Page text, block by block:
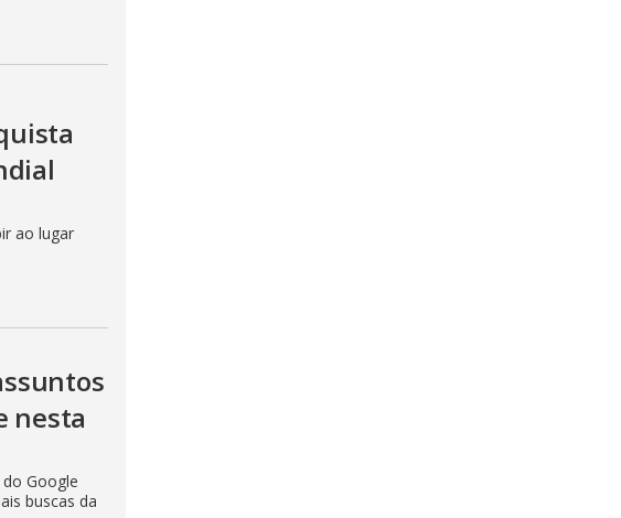
ao lugar
nesta
Google
buscas da